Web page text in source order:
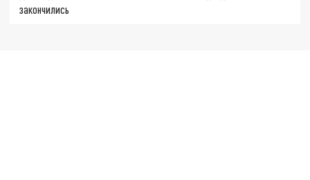
закончились